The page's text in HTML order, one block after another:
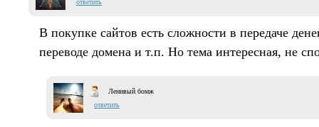
ответить
В покупке сайтов есть сложности в передаче
переводе домена и т.п. Но тема интересная, не
Ленивый бомж
ответить